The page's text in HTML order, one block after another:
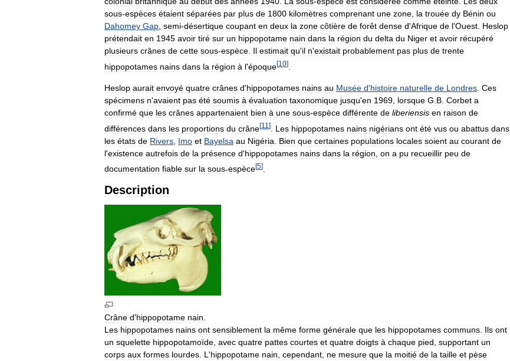
sous-espèces étaient séparées par plus de 1800 kilomètres comprenant une zone, la trouée dy Bénin ou
Dahomey Gap, semi-désertique coupant en deux la zone côtière de forêt dense d'Afrique de l'Ouest. Heslop
prétendait en 1945 avoir tiré sur un hippopotame nain dans la région du delta du Niger et avoir récupéré
plusieurs crânes de cette sous-espèce. Il estimait qu'il n'existait probablement pas plus de trente
hippopotames nains dans la région à l'époque[10]
Heslop aurait envoyé quatre crânes d'hippopotames nains au Musée d'histoire naturelle de Londres Ces
spécimens n'avaient pas été soumis à évaluation taxonomique jusqu'en 1969 lorsque G B Corbet a
confirmé que les crânes appartenaient bien à une sous-espèce différente de liberiensis en raison de
différences dans les proportions du crâne[11 ] Les hippopotames nains nigérians ont été vus ou abattus dans
les états de Rivers Imo et Bayelsa au Nigéria Bien que certaines populations locales soient au courant de
l'existence autrefois de la présence d'hippopotames nains dans la région on a pu recueillir peu de
documentation fiable sur la sous-espèce[5]
Description
Crâne d'hippopotame nain
Les hippopotames nains ont sensiblement la même forme générale que les hippopotames communs Ils ont
un squelette hippopotamoïde avec quatre pattes courtes et quatre doigts à chaque pied supportant un
corps aux formes lourdes L 'hippopotame nain cependant ne mesure que la moitié de la taille et pèse